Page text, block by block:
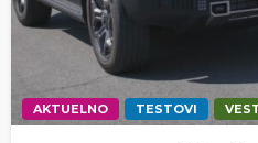
AKTUELNO TESTOVI